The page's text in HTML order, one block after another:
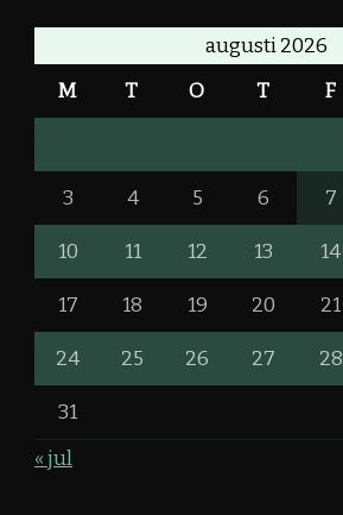
augusti 2026
M T O T F
3 4 5 6 7
10 11 12 13 14
17 18 19 20 21
24 25 26 27 28
31
« jul